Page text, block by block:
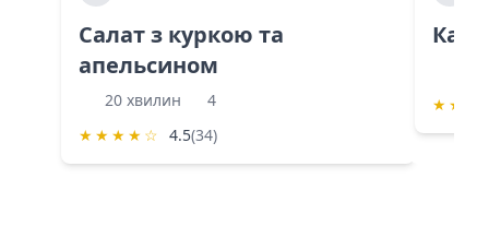
Салат з куркою та
апельсином
20 хвилин
4
★ ★ ★ ★ ☆ 4.5(34)
★ ★